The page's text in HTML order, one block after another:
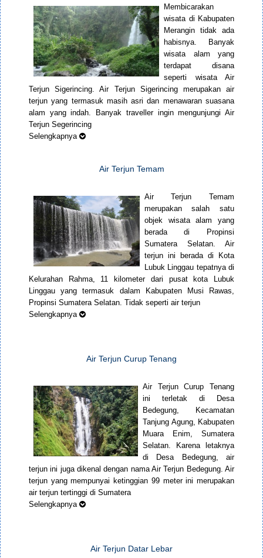
Membicarakan
wisata di Kabupaten
Merangin tidak ada
habisnya. Banyak
wisata alam yang
terdapat disana
seperti wisata Air
Terjun Sigerincing. Air Terjun Sigerincing merupakan air
terjun yang termasuk masih asri dan menawaran suasana
alam yang indah. Banyak traveller ingin mengunjungi Air
Terjun Segerincing
Selengkapnya
Air Terjun Temam
Air Terjun Temam
merupakan salah satu
objek wisata alam yang
berada di Propinsi
Sumatera Selatan. Air
terjun ini berada di Kota
Lubuk Linggau tepatnya di
Kelurahan Rahma, 11 kilometer dari pusat kota Lubuk
Linggau yang termasuk dalam Kabupaten Musi Rawas,
Propinsi Sumatera Selatan. Tidak seperti air terjun
Selengkapnya
Air Terjun Curup Tenang
Air Terjun Curup Tenang
ini terletak di Desa
Bedegung, Kecamatan
Tanjung Agung, Kabupaten
Muara Enim, Sumatera
Selatan. Karena letaknya
di Desa Bedegung, air
terjun ini juga dikenal dengan nama Air Terjun Bedegung. Air
terjun yang mempunyai ketinggian 99 meter ini merupakan
air terjun tertinggi di Sumatera
Selengkapnya
Air Terjun Datar Lebar